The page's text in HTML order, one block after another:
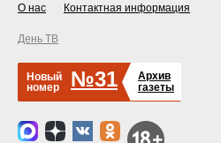
О нас Контактная информация
День ТВ
Новый
номер
№31
Архив
газеты